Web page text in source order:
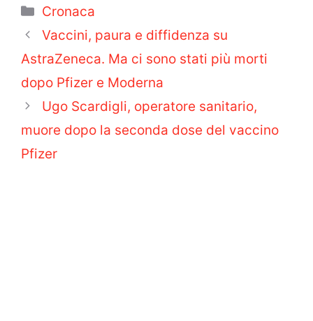
Categorie
Cronaca
Vaccini, paura e diffidenza su
AstraZeneca. Ma ci sono stati più morti
dopo Pfizer e Moderna
Ugo Scardigli, operatore sanitario,
muore dopo la seconda dose del vaccino
Pfizer